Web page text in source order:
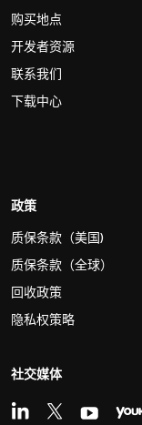
购买地点
开发者资源
联系我们
下载中心
政策
质保条款（美国)
质保条款（全球）
回收政策
隐私权策略
社交媒体